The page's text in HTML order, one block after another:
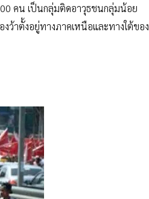
คน เป็นกลุ่มติดอาวุธชนกลุ่มน้อย
ว้าตั้งอยู่ทางภาคเหนือและทางใต้ของ